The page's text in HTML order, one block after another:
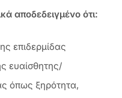
αποδεδειγμένο ότι:
επιδερμίδας
ευαίσθητης/
όπως ξηρότητα,